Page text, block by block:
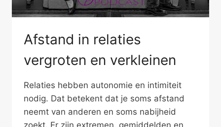
Afstand in relaties
vergroten en verkleinen
Relaties hebben autonomie en intimiteit
nodig. Dat betekent dat je soms afstand
neemt van anderen en soms nabijheid
zoekt. Er zijn extremen, gemiddelden en